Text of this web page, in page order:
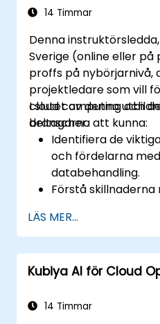
14 Timmar
Denna
Sverige (online eller
proffs på nybörjarnivå,
projektledare som vill
cloud computing och
branscher.
I slutet av denna
deltagarna att kunna:
Identifiera de
och fördelarna
databehandling.
Förstå skillnaderna
Inse vikten av
molnlösningar.
Utvärdera
Utforska nya
LÄS MER...
Kubiya AI för Cloud
14 Timmar